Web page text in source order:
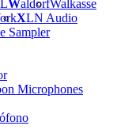
WaldorfWalkasse
XLN Audio
Sampler
Microphones